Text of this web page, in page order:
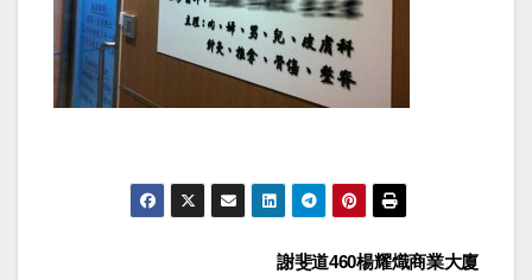
謝斐道460楊耀熾商業大廈